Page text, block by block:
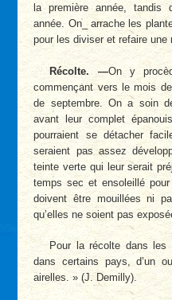
la première année, tandis
année. On_ arrache les
pour les diviser et refaire une
Récolte. —On y
commençant vers le mois
de septembre. On a soin
avant leur complet
pourraient se détacher
seraient pas assez
teinte verte qui leur serait
temps sec et ensoleillé
doivent être mouillées ni
qu’elles ne soient pas
Pour la récolte dans
dans certains pays, d’un
airelles. » (J. Demilly).